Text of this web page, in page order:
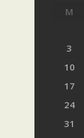
M
3
10
17
24
31